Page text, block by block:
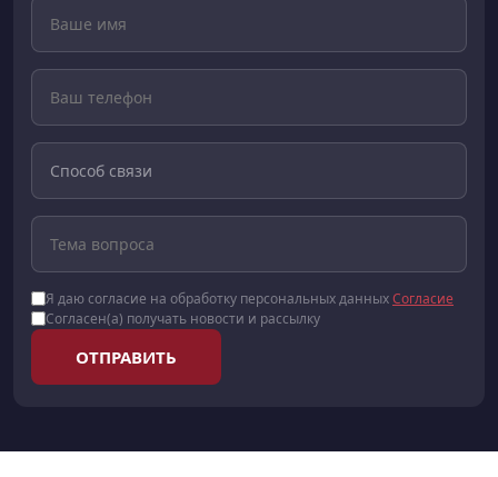
Я даю согласие на обработку персональных данныхСогласие
Согласен(а) получать новости и рассылку
ОТПРАВИТЬ